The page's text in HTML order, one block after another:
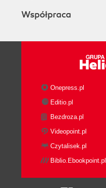
Inteligentne miasta
Rozdział 7. Cyberświat
dokąd zmierzamy? 243
Sztuczna inteligencja
Technologie
Bunty maszyn 265
Włamanie do
CyberGenetyka 269
Inteligentne implanty
Transhumanizm 273
Współpraca
Onepress.pl
Editio.pl
Bezdroza.pl
Videopoint.pl
Czytalisek.pl
Biblio.Ebookpoint.pl